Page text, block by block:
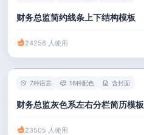
财务总监简约线条上下结构模板
24256 人使用
7种语言 16种配色 含封面
财务总监灰色系左右分栏简历模板
23505 人使用